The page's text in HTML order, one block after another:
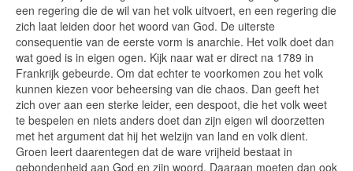
een regering die de wil van het volk uitvoert, en een regering die
zich laat leiden door het woord van God. De uiterste
consequentie van de eerste vorm is anarchie. Het volk doet dan
wat goed is in eigen ogen. Kijk naar wat er direct na 1789 in
Frankrijk gebeurde. Om dat echter te voorkomen zou het volk
kunnen kiezen voor beheersing van die chaos. Dan geeft het
zich over aan een sterke leider, een despoot, die het volk weet
te bespelen en niets anders doet dan zijn eigen wil doorzetten
met het argument dat hij het welzijn van land en volk dient.
Groen leert daarentegen dat de ware vrijheid bestaat in
gebondenheid aan God en zijn woord. Daaraan moeten dan ook